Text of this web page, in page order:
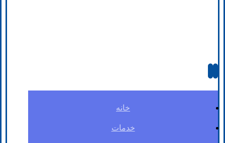
خانه
خدمات